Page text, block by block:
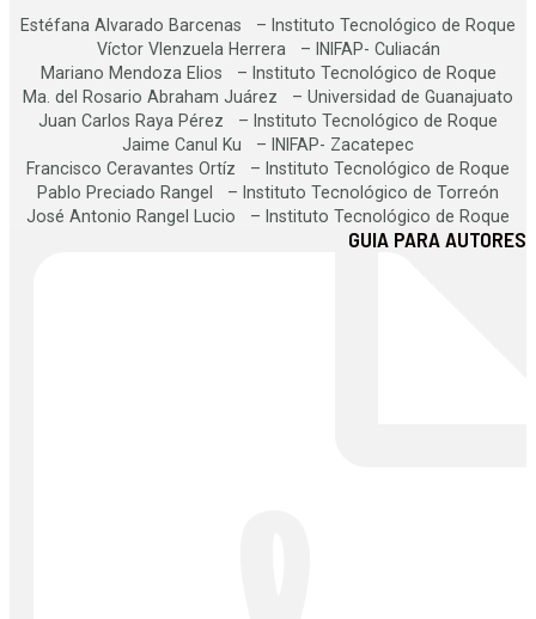
Estéfana Alvarado Barcenas – Instituto Tecnológico de Roque
Víctor Vlenzuela Herrera – INIFAP- Culiacán
Mariano Mendoza Elios – Instituto Tecnológico de Roque
Ma. del Rosario Abraham Juárez – Universidad de Guanajuato
Juan Carlos Raya Pérez – Instituto Tecnológico de Roque
Jaime Canul Ku – INIFAP- Zacatepec
Francisco Ceravantes Ortíz – Instituto Tecnológico de Roque
Pablo Preciado Rangel – Instituto Tecnológico de Torreón
José Antonio Rangel Lucio – Instituto Tecnológico de Roque
GUIA PARA AUTORES